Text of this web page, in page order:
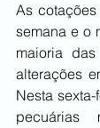
As
semana e o
maioria
alterações
Nesta
pecuárias